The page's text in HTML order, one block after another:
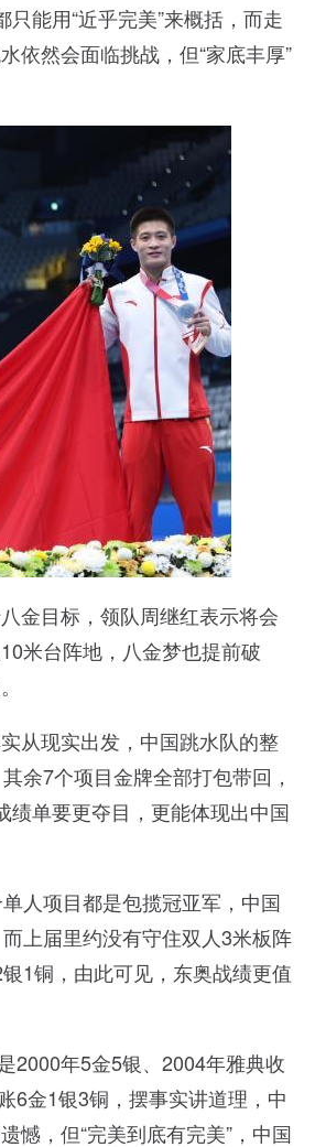
能用“近乎完美”来概括，而走
依然会面临挑战，但“家底丰厚”
金目标，领队周继红表示将会
米台阵地，八金梦也提前破
从现实出发，中国跳水队的整
余7个项目金牌全部打包带回，
单要更夺目，更能体现出中国
人项目都是包揽冠亚军，中国
上届里约没有守住双人3米板阵
1铜，由此可见，东奥战绩更值
2000年5金5银、2004年雅典收
6金1银3铜，摆事实讲道理，中
憾，但“完美到底有完美”，中国